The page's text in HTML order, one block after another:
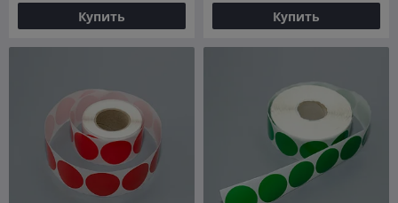
Купить Купить